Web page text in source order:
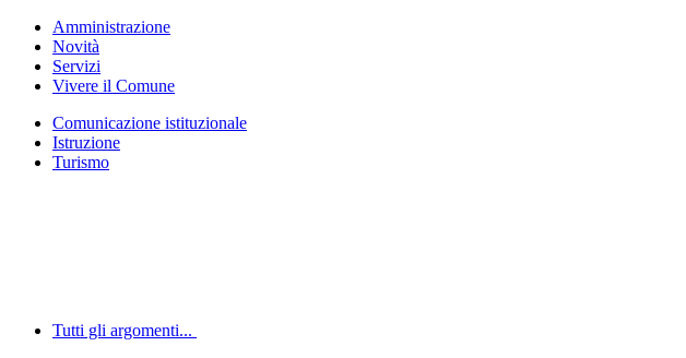
Amministrazione
Novità
Servizi
Vivere il Comune
Comunicazione istituzionale
Istruzione
Turismo
Tutti gli argomenti...